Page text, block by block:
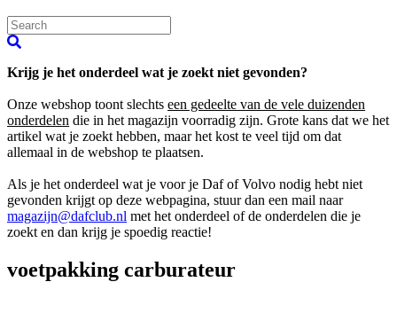
Krijg je het onderdeel wat je zoekt niet gevonden?
Onze webshop toont slechts een gedeelte van de vele duizenden
onderdelen die in het magazijn voorradig zijn. Grote kans dat we het
artikel wat je zoekt hebben, maar het kost te veel tijd om dat
allemaal in de webshop te plaatsen.
Als je het onderdeel wat je voor je Daf of Volvo nodig hebt niet
gevonden krijgt op deze webpagina, stuur dan een mail naar
magazijn@dafclub.nl met het onderdeel of de onderdelen die je
zoekt en dan krijg je spoedig reactie!
voetpakking carburateur